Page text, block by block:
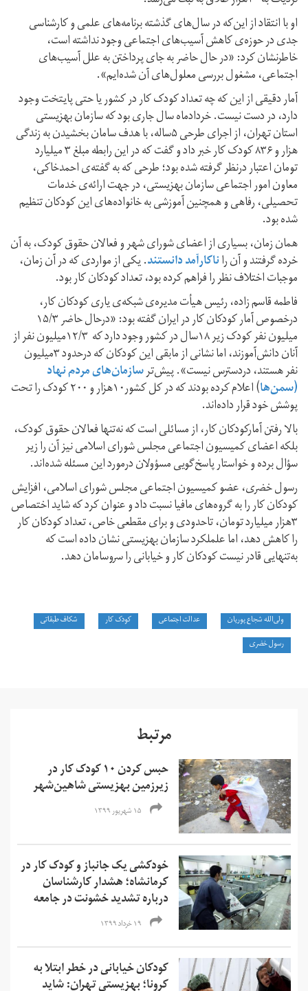
او با انتقاد از این‌که در سال‌های گذشته برنامه‌های علمی و کارشناسی
جدی در حوزه‌ی کاهش آسیب‌های اجتماعی وجود نداشته است،
خاطرنشان کرد: «در حال حاضر به جای پرداختن به علل آسیب‌های
اجتماعی، مشغول بررسی معلول‌های آن شده‌ایم».
آمار دقیقی از این که چه تعداد کودک کار در کشور یا حتی پایتخت وجود
دارد، در دست نیست. خردادماه سال جاری بود که سازمان بهزیستی
استان تهران، از اجرای طرحی ۵ساله، با هدف سامان بخشیدن به زندگی
هزار و ۸۳۶ کودک کار خبر داد و گفت که در این رابطه مبلغ ۳ میلیارد
تومان اعتبار درنظر گرفته شده بود؛ طرحی که به گفته‌ی احمدخاکی،
معاون امور اجتماعی سازمان بهزیستی، در جهت ارائه‌‌ی خدمات
تحصیلی، رفاهی و همچنین آموزشی به خانواده‌های این کودکان تنظیم
شده بود.
همان زمان، بسیاری از اعضای شورای شهر و فعالان حقوق کودک، به آن
خرده گرفتند و آن راناکارآمد دانستند. یکی از مواردی که در آن زمان،
موجبات اختلاف نظر را فراهم کرده بود، تعداد کودکان کار بود.
فاطمه قاسم زاده، رئیس هیأت‌ مدیره‌‌ی شبکه‌ی یاری کودکان کار،
درخصوص آمار کودکان کار در ایران گفته بود: «درحال حاضر ۱۵/۳
میلیون نفر کودک زیر ۱۸سال در کشور وجود دارد که ۱۲/۳میلیون نفر از
آنان دانش‌آموزند، اما نشانی از مابقی این کودکان که درحدود ۳میلیون
نفر هستند، دردسترس نیست». پیش‌ترسازمان‌های مردم نهاد
(سمن‌ها ) اعلام کرده بودند که در کل کشور۱۰هزار و ۲۰۰ کودک را تحت
پوشش خود قرار داده‌اند.
بالا رفتن آمارکودکان کار، از مسائلی است که نه‌تنها فعالان حقوق کودک،
بلکه اعضای کمیسیون اجتماعی مجلس شورای اسلامی نیز آن را زیر
سؤال برده و خواستار پاسخ‌گویی مسؤولان درمورد این مسئله شده‌اند.
رسول خضری، عضو کمیسیون اجتماعی مجلس شورای اسلامی، افزایش
کودکان کار را به گروه‌های مافیا نسبت داد و عنوان کرد که شاید اختصاص
۳هزار میلیارد تومان، تاحدودی و برای مقطعی خاص، تعداد کودکان کار
را کاهش دهد، اما علملکرد سازمان بهزیستی نشان داده است که
به‌تنهایی قادر نیست کودکان کار و خیابانی را سروسامان دهد.
ولی‌‌الله شجاع پوریان عدالت اجتماعی کودک کار
شکاف‌ طبقاتی
رسول خضری
مرتبط
حبس کردن ۱۰ کودک کار در
زیرزمین بهزیستی شاهین‌شهر
۱۵ شهریور ۱۳۹۹
خودکشی یک جانباز و کودک کار در
کرمانشاه؛‌ هشدار کارشناسان
درباره تشدید خشونت در جامعه
۱۹ خرداد ۱۳۹۹
کودکان خیابانی در خطر ابتلا به